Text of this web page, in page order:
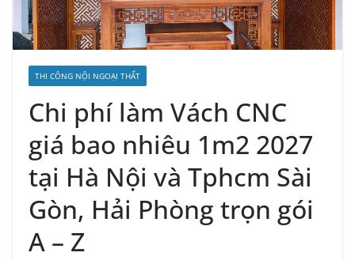
THI CÔNG NỘI NGOẠI THẤT
Chi phí làm Vách CNC
giá bao nhiêu 1m2 2027
tại Hà Nội và Tphcm Sài
Gòn, Hải Phòng trọn gói
A – Z